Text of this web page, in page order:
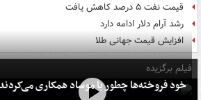
قیمت نفت ۵ درصد کاهش یافت
رشد آرام دلار ادامه دارد
افزایش قیمت جهانی طلا
فیلم برگزیده
خود فروخته‌ها چطور با موساد همکاری